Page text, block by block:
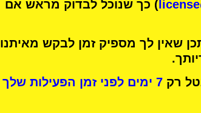
) כך שנוכל לבדוק מראש אם
שאין לך מספיק זמן לבקש מאיתנו
7 ימים לפני זמן הפעילות שלך